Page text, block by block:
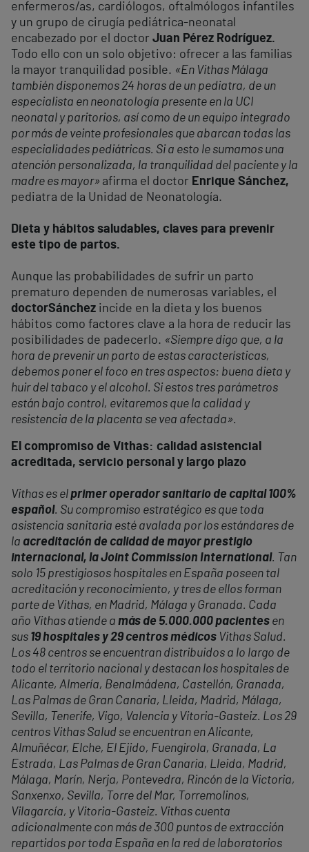
enfermeros/as, cardiólogos, oftalmólogos infantiles
y un grupo de cirugía pediátrica-neonatal
encabezado por el doctor Juan Pérez Rodríguez.
Todo ello con un solo objetivo: ofrecer a las familias
la mayor tranquilidad posible. «En Vithas Málaga
también disponemos 24 horas de un pediatra, de un
especialista en neonatología presente en la UCI
neonatal y paritorios, así como de un equipo integrado
por más de veinte profesionales que abarcan todas las
especialidades pediátricas. Si a esto le sumamos una
atención personalizada, la tranquilidad del paciente y la
madre es mayor» afirma el doctor Enrique Sánchez,
pediatra de la Unidad de Neonatología.
Dieta y hábitos saludables, claves para prevenir
este tipo de partos.
Aunque las probabilidades de sufrir un parto
prematuro dependen de numerosas variables, el
doctorSánchez incide en la dieta y los buenos
hábitos como factores clave a la hora de reducir las
posibilidades de padecerlo. «Siempre digo que, a la
hora de prevenir un parto de estas características,
debemos poner el foco en tres aspectos: buena dieta y
huir del tabaco y el alcohol. Si estos tres parámetros
están bajo control, evitaremos que la calidad y
resistencia de la placenta se vea afectada».
El compromiso de Vithas: calidad asistencial
acreditada, servicio personal y largo plazo
Vithas es elprimer operador sanitario de capital 100%
español. Su compromiso estratégico es que toda
asistencia sanitaria esté avalada por los estándares de
la acreditación de calidad de mayor prestigio
internacional, la Joint Commission International. Tan
solo 15 prestigiosos hospitales en España poseen tal
acreditación y reconocimiento, y tres de ellos forman
parte de Vithas, en Madrid, Málaga y Granada. Cada
año Vithas atiende a más de 5.000.000 pacientes en
sus 19 hospitales y 29 centros médicos Vithas Salud.
Los 48 centros se encuentran distribuidos a lo largo de
todo el territorio nacional y destacan los hospitales de
Alicante, Almería, Benalmádena, Castellón, Granada,
Las Palmas de Gran Canaria, Lleida, Madrid, Málaga,
Sevilla, Tenerife, Vigo, Valencia y Vitoria-Gasteiz. Los 29
centros Vithas Salud se encuentran en Alicante,
Almuñécar, Elche, El Ejido, Fuengirola, Granada, La
Estrada, Las Palmas de Gran Canaria, Lleida, Madrid,
Málaga, Marín, Nerja, Pontevedra, Rincón de la Victoria,
Sanxenxo, Sevilla, Torre del Mar, Torremolinos,
Vilagarcía, y Vitoria-Gasteiz. Vithas cuenta
adicionalmente con más de 300 puntos de extracción
repartidos por toda España en la red de laboratorios